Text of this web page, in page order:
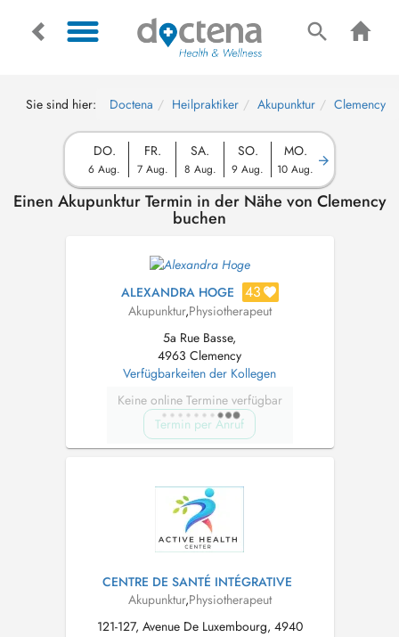
Sie sind hier: Doctena Heilpraktiker Akupunktur Clemency
DO.
6 Aug.
FR.
7 Aug.
SA.
8 Aug.
SO.
9 Aug.
MO.
10 Aug.
Einen Akupunktur Termin in der Nähe von Clemency
buchen
ALEXANDRA HOGE 43
Akupunktur,Physiotherapeut
5a Rue Basse,
4963 Clemency
Verfügbarkeiten der Kollegen
Keine online Termine verfügbar
Termin per Anruf
CENTRE DE SANTÉ INTÉGRATIVE
Akupunktur,Physiotherapeut
121-127, Avenue De Luxembourg, 4940